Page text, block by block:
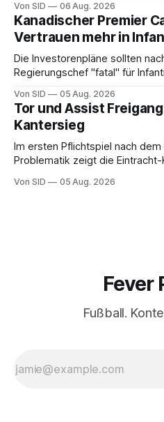
Von SID 06 Aug. 2026
Kanadischer Premier
Vertrauen mehr in
Die Investorenpläne sollten
Regierungschef "fatal" für
Von SID 05 Aug. 2026
Tor und Assist
Kantersieg
Im ersten Pflichtspiel nach
Problematik zeigt die
Von SID 05 Aug. 2026
Fever
Fußball.